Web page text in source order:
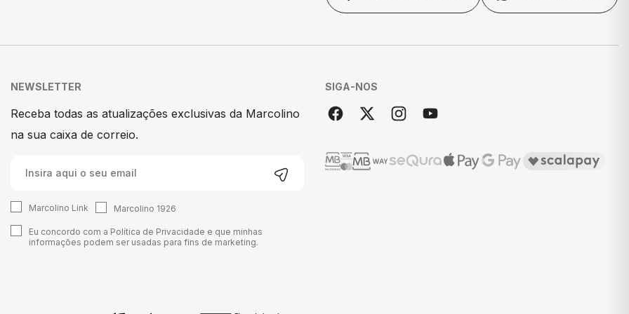
NEWSLETTER
Receba todas as atualizações exclusivas da Marcolino
na sua caixa de correio.
Marcolino Link Marcolino 1926
Eu concordo com a Política de Privacidade e que minhas
informações podem ser usadas para fins de marketing.
SIGA-NOS